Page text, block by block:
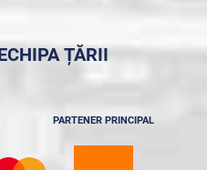
ȚĂRII
PARTENER PRINCIPAL